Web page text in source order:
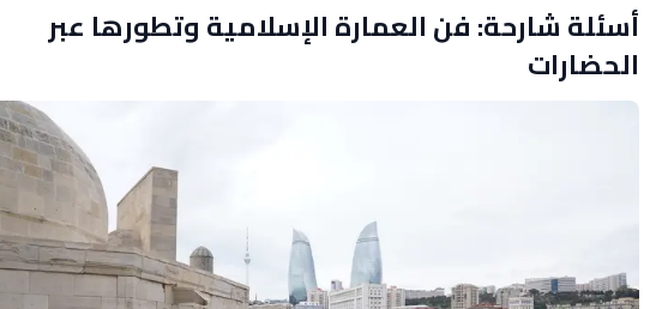
أسئلة شارحة: فن العمارة الإسلامية وتطورها عبر
الحضارات